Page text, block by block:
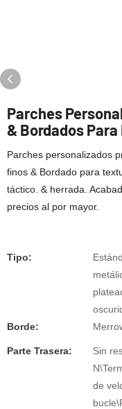
Parches
& Bordados
Parches personalizados
finos & Bordado para
táctico. & herrada.
precios al por mayor.
Tipo:
Borde:
Parte Trasera:
Sin
de